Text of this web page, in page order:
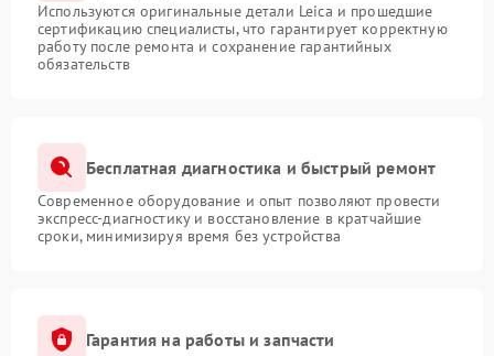
Используются оригинальные детали Leica и прошедшие
сертификацию специалисты, что гарантирует корректную
работу после ремонта и сохранение гарантийных
обязательств
Бесплатная диагностика и быстрый ремонт
Современное оборудование и опыт позволяют провести
экспресс-диагностику и восстановление в кратчайшие
сроки, минимизируя время без устройства
Гарантия на работы и запчасти